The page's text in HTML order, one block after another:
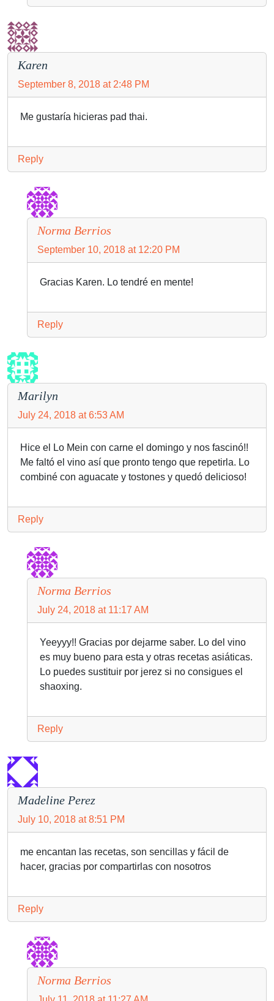
Karen
September 8, 2018 at 2:48 PM
Me gustaría hicieras pad thai.
Reply
Norma Berrios
September 10, 2018 at 12:20 PM
Gracias Karen. Lo tendré en mente!
Reply
Marilyn
July 24, 2018 at 6:53 AM
Hice el Lo Mein con carne el domingo y nos fascinó!!
Me faltó el vino así que pronto tengo que repetirla. Lo
combiné con aguacate y tostones y quedó delicioso!
Reply
Norma Berrios
July 24, 2018 at 11:17 AM
Yeeyyy!! Gracias por dejarme saber. Lo del vino
es muy bueno para esta y otras recetas asiáticas.
Lo puedes sustituir por jerez si no consigues el
shaoxing.
Reply
Madeline Perez
July 10, 2018 at 8:51 PM
me encantan las recetas, son sencillas y fácil de
hacer, gracias por compartirlas con nosotros
Reply
Norma Berrios